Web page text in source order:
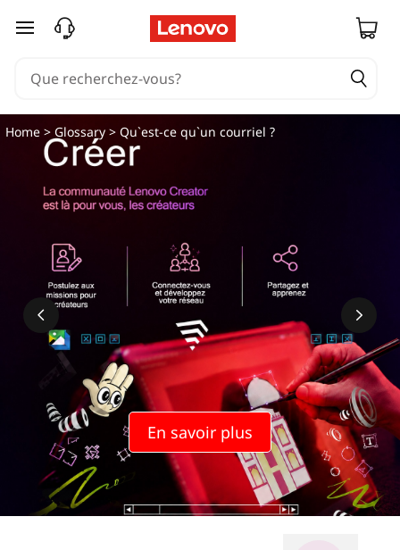
Q
e
n
passer au contenu principal
En savoir plus
Home >Glossary > Qu`est-ce qu`un courriel ?